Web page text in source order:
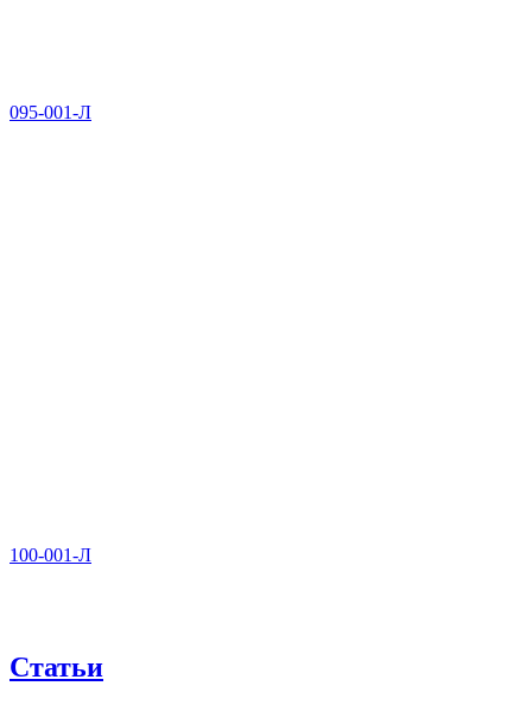
095-001-Л
100-001-Л
Статьи